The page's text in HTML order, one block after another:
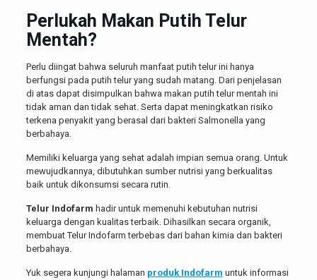
Perlukah Makan Putih Telur
Mentah?
Perlu diingat bahwa seluruh manfaat putih telur ini hanya
berfungsi pada putih telur yang sudah matang. Dari penjelasan
di atas dapat disimpulkan bahwa makan putih telur mentah ini
tidak aman dan tidak sehat. Serta dapat meningkatkan risiko
terkena penyakit yang berasal dari bakteri Salmonella yang
berbahaya.
Memiliki keluarga yang sehat adalah impian semua orang. Untuk
mewujudkannya, dibutuhkan sumber nutrisi yang berkualitas
baik untuk dikonsumsi secara rutin.
Telur Indofarm hadir untuk memenuhi kebutuhan nutrisi
keluarga dengan kualitas terbaik. Dihasilkan secara organik,
membuat Telur Indofarm terbebas dari bahan kimia dan bakteri
berbahaya.
Yuk segera kunjungi halaman produk Indofarm untuk informasi